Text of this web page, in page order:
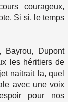
courageux,
Si si, le temps
Bayrou, Dupont
les héritiers de
naitrait la, quel
avec une voix
pour nos